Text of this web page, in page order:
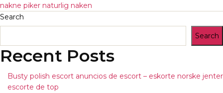
nakne piker naturlig naken
Search
Search
Recent Posts
Busty polish escort anuncios de escort – eskorte norske jenter
escorte de top